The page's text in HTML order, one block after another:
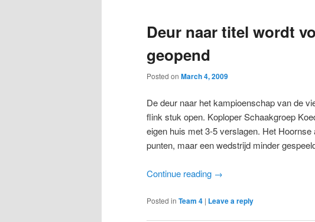
Deur naar titel wordt
geopend
Posted on March 4, 2009
De deur naar het kampioenschap van de
flink stuk open. Koploper Schaakgroep
eigen huis met 3-5 verslagen. Het
punten, maar een wedstrijd minder
Continue reading →
Posted in Team 4 | Leave a reply